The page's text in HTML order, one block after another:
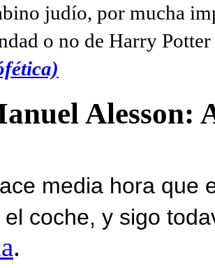
judío, por mucha
o no de Harry
Alesson:
media hora que
el coche, y sigo
.